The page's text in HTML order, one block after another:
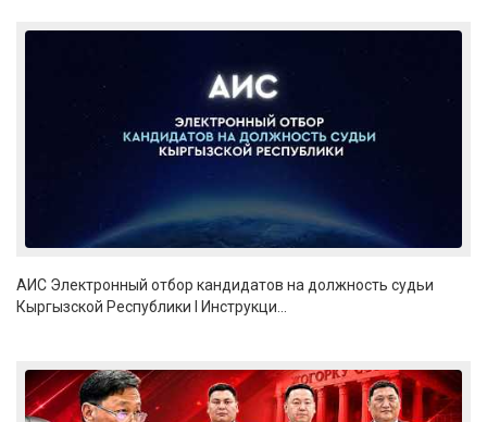
АИС Электронный отбор кандидатов на должность судьи
Кыргызской Республики I Инструкци...